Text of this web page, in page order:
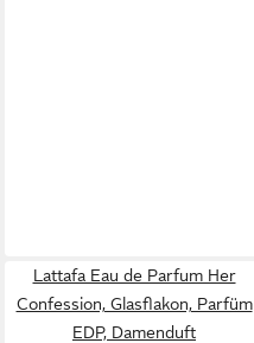
Lattafa Eau de Parfum Her
Confession, Glasflakon, Parfüm
EDP, Damenduft